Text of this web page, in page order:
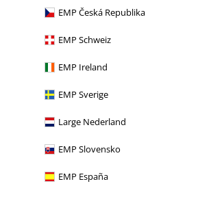
EMP Česká Republika
EMP Schweiz
EMP Ireland
EMP Sverige
Large Nederland
EMP Slovensko
EMP España
%
Kč 1.359,00
Floral Long Dress
Středně dlouhé šaty